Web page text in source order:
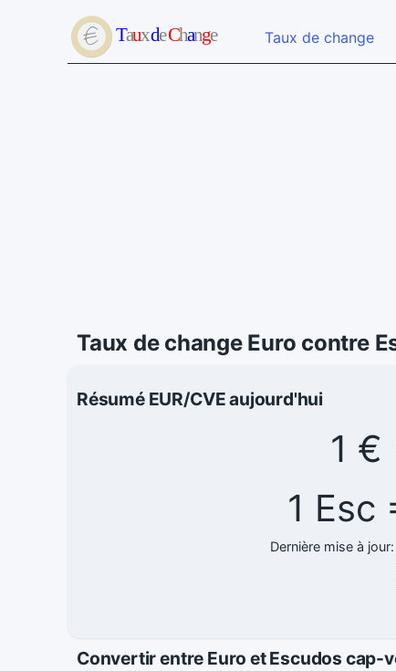
Taux de change
Taux de change Euro contre
Résumé EUR/CVE aujourd'hui
1 €
1 Esc
Dernière mise à
Convertir entre Euro et Escudos cap-